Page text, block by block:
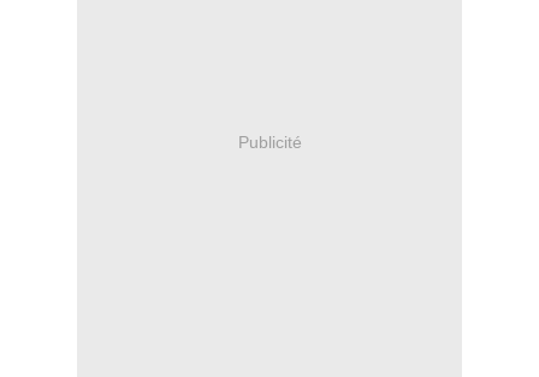
Publicité